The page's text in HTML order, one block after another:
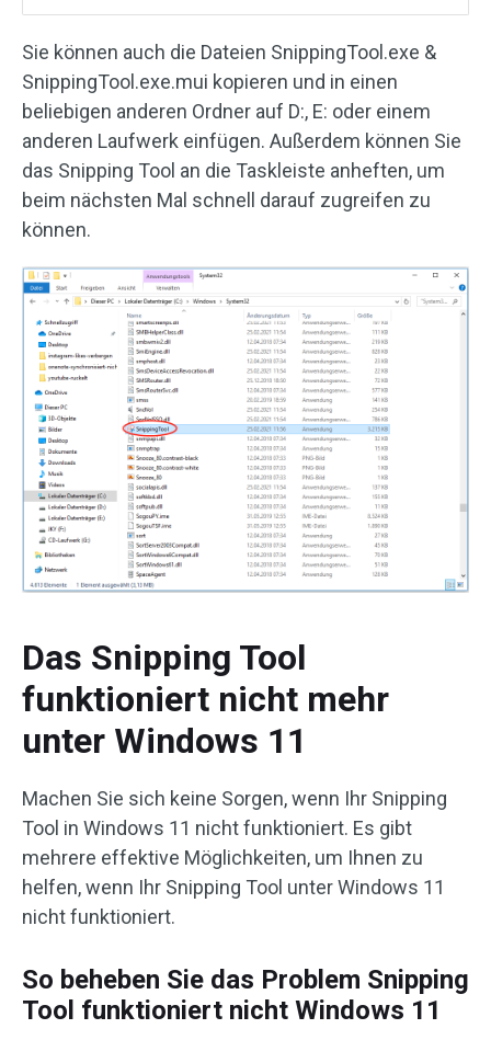
Sie können auch die Dateien SnippingTool.exe &
SnippingTool.exe.mui kopieren und in einen
beliebigen anderen Ordner auf D:, E: oder einem
anderen Laufwerk einfügen. Außerdem können Sie
das Snipping Tool an die Taskleiste anheften, um
beim nächsten Mal schnell darauf zugreifen zu
können.
Das Snipping Tool
funktioniert nicht mehr
unter Windows 11
Machen Sie sich keine Sorgen, wenn Ihr Snipping
Tool in Windows 11 nicht funktioniert. Es gibt
mehrere effektive Möglichkeiten, um Ihnen zu
helfen, wenn Ihr Snipping Tool unter Windows 11
nicht funktioniert.
So beheben Sie das Problem Snipping
Tool funktioniert nicht Windows 11